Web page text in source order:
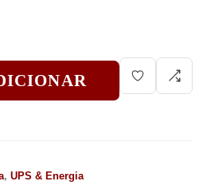
, UPS & Energia